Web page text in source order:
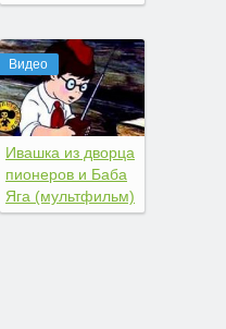
Видео
Ивашка из дворца
пионеров и Баба
Яга (мультфильм)